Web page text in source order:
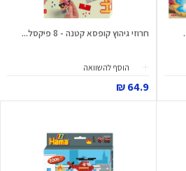
חרוזי גיהוץ קופסא קטנה - 8 פיקסל...
הוסף להשוואה
64.9 ₪